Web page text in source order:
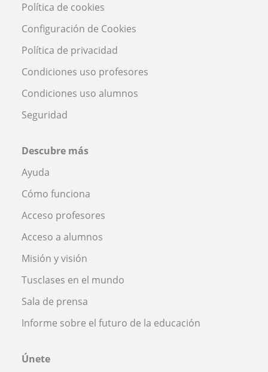
Política de cookies
Configuración de Cookies
Política de privacidad
Condiciones uso profesores
Condiciones uso alumnos
Seguridad
Descubre más
Ayuda
Cómo funciona
Acceso profesores
Acceso a alumnos
Misión y visión
Tusclases en el mundo
Sala de prensa
Informe sobre el futuro de la educación
Únete